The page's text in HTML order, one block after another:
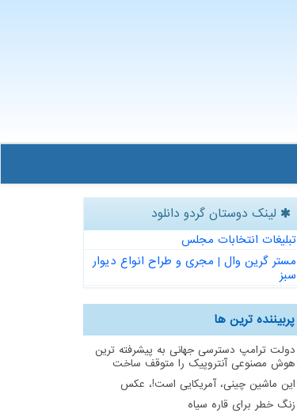
لینک دوستان گردو دانلود
تبلیغات انتخابات مجلس
مستر گرین وال | مجری و طراح انواع دیوار
سبز
پربیننده ترین ها
دولت ترامپ دسترسی جهانی به پیشرفته ترین
هوش مصنوعی آنتروپیک را متوقف ساخت
این ماشین چینی، آمریکایی است!، عکس
زنگ خطر برای قاره سیاه